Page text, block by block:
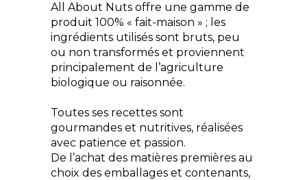
All About Nuts offre une gamme de
produit 100% « fait-maison » ; les
ingrédients utilisés sont bruts, peu
ou non transformés et proviennent
principalement de l’agriculture
biologique ou raisonnée.
Toutes ses recettes sont
gourmandes et nutritives, réalisées
avec patience et passion.
De l’achat des matières premières au
choix des emballages et contenants,